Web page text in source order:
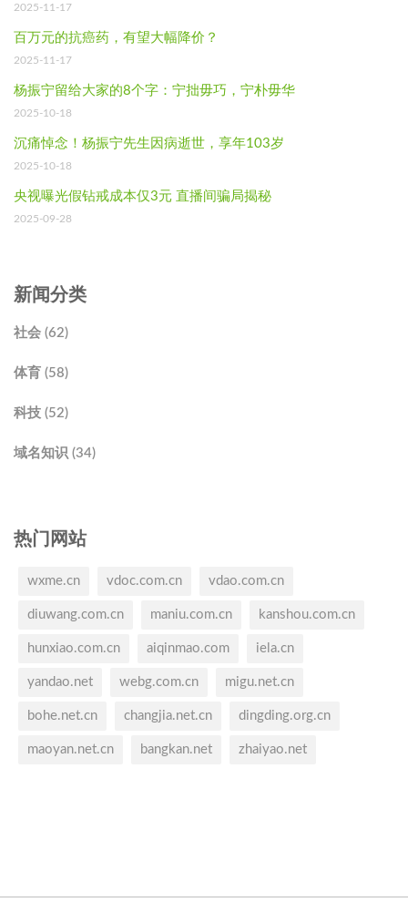
2025-11-17
百万元的抗癌药，有望大幅降价？
2025-11-17
杨振宁留给大家的8个字：宁拙毋巧，宁朴毋华
2025-10-18
沉痛悼念！杨振宁先生因病逝世，享年103岁
2025-10-18
央视曝光假钻戒成本仅3元 直播间骗局揭秘
2025-09-28
新闻分类
社会 (62)
体育 (58)
科技 (52)
域名知识 (34)
热门网站
wxme.cn vdoc.com.cn vdao.com.cn
diuwang.com.cn maniu.com.cn kanshou.com.cn
hunxiao.com.cn aiqinmao.com iela.cn
yandao.net webg.com.cn migu.net.cn
bohe.net.cn changjia.net.cn dingding.org.cn
maoyan.net.cn bangkan.net zhaiyao.net